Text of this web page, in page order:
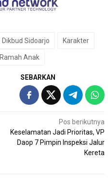
Dikbud Sidoarjo Karakter
Ramah Anak
SEBARKAN
Pos berikutnya
Keselamatan Jadi Prioritas, VP
Daop 7 Pimpin Inspeksi Jalur
Kereta